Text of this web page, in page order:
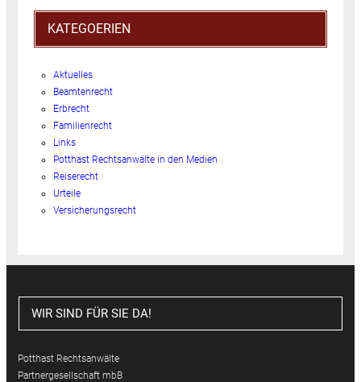
KATEGOERIEN
Aktuelles
Beamtenrecht
Erbrecht
Familienrecht
Links
Potthast Rechtsanwälte in den Medien
Reiserecht
Urteile
Versicherungsrecht
WIR SIND FÜR SIE DA!
Potthast Rechtsanwälte
Partnergesellschaft mbB